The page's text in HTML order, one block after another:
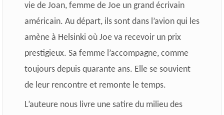
vie de Joan, femme de Joe un grand écrivain
américain. Au départ, ils sont dans l’avion qui les
amène à Helsinki où Joe va recevoir un prix
prestigieux. Sa femme l’accompagne, comme
toujours depuis quarante ans. Elle se souvient
de leur rencontre et remonte le temps.
L’auteure nous livre une satire du milieu des